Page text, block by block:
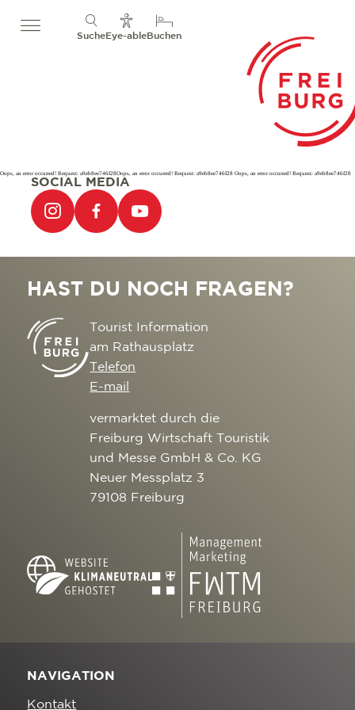
SucheEye-ableBuchen
Oops, an error occurred! Request: a9eb8ee746f28Oops, an error occurred! Request: a9eb8ee746f28 Oops, an error occurred! Request: a9eb8ee746f28
SOCIAL MEDIA
HAST DU NOCH FRAGEN?
Tourist Information
am Rathausplatz
Telefon
E-mail
vermarktet durch die
Freiburg Wirtschaft Touristik
und Messe GmbH & Co. KG
Neuer Messplatz 3
79108 Freiburg
NAVIGATION
Kontakt